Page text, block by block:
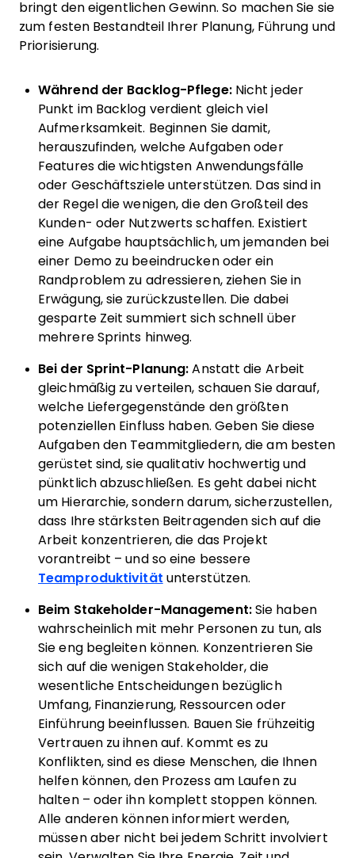
bringt den eigentlichen Gewinn. So machen Sie sie
zum festen Bestandteil Ihrer Planung, Führung und
Priorisierung.
Während der Backlog-Pflege: Nicht jeder
Punkt im Backlog verdient gleich viel
Aufmerksamkeit. Beginnen Sie damit,
herauszufinden, welche Aufgaben oder
Features die wichtigsten Anwendungsfälle
oder Geschäftsziele unterstützen. Das sind in
der Regel die wenigen, die den Großteil des
Kunden- oder Nutzwerts schaffen. Existiert
eine Aufgabe hauptsächlich, um jemanden bei
einer Demo zu beeindrucken oder ein
Randproblem zu adressieren, ziehen Sie in
Erwägung, sie zurückzustellen. Die dabei
gesparte Zeit summiert sich schnell über
mehrere Sprints hinweg.
Bei der Sprint-Planung: Anstatt die Arbeit
gleichmäßig zu verteilen, schauen Sie darauf,
welche Liefergegenstände den größten
potenziellen Einfluss haben. Geben Sie diese
Aufgaben den Teammitgliedern, die am besten
gerüstet sind, sie qualitativ hochwertig und
pünktlich abzuschließen. Es geht dabei nicht
um Hierarchie, sondern darum, sicherzustellen,
dass Ihre stärksten Beitragenden sich auf die
Arbeit konzentrieren, die das Projekt
vorantreibt – und so eine bessere
Teamproduktivität unterstützen.
Beim Stakeholder-Management: Sie haben
wahrscheinlich mit mehr Personen zu tun, als
Sie eng begleiten können. Konzentrieren Sie
sich auf die wenigen Stakeholder, die
wesentliche Entscheidungen bezüglich
Umfang, Finanzierung, Ressourcen oder
Einführung beeinflussen. Bauen Sie frühzeitig
Vertrauen zu ihnen auf. Kommt es zu
Konflikten, sind es diese Menschen, die Ihnen
helfen können, den Prozess am Laufen zu
halten – oder ihn komplett stoppen können.
Alle anderen können informiert werden,
müssen aber nicht bei jedem Schritt involviert